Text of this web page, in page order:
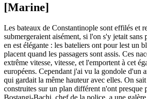
[Marine]
Les bateaux de Constantinople sont effilés et
submergeraient aisément, si l'on s'y jetait
en est élégante : les bateliers ont pour lest un
placent quand les passagers sont assis. Ces
extrême vitesse, vitesse, et l'emportent à cet
européens. Cependant j'ai vu la gondole d'un
qui gardait la même hauteur avec elles. On
construites sur un plan différent n'ont presque
Bostangi-Bachi, chef de la police, a une